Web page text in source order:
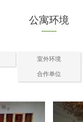
公寓环境
室外环境
合作单位